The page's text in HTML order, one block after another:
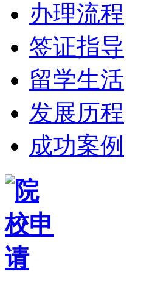
办理流程
签证指导
留学生活
发展历程
成功案例